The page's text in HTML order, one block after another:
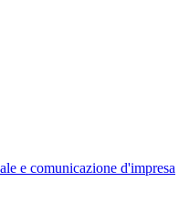
e comunicazione d'impresa